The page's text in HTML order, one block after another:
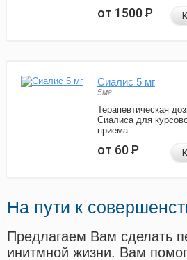
от 1500Р
Сиалис 5 мг
5мг
Терапевтическая
Сиалиса для
приема
от 60Р
На пути к
Предлагаем Вам сделать
инитмной жизни. Вам